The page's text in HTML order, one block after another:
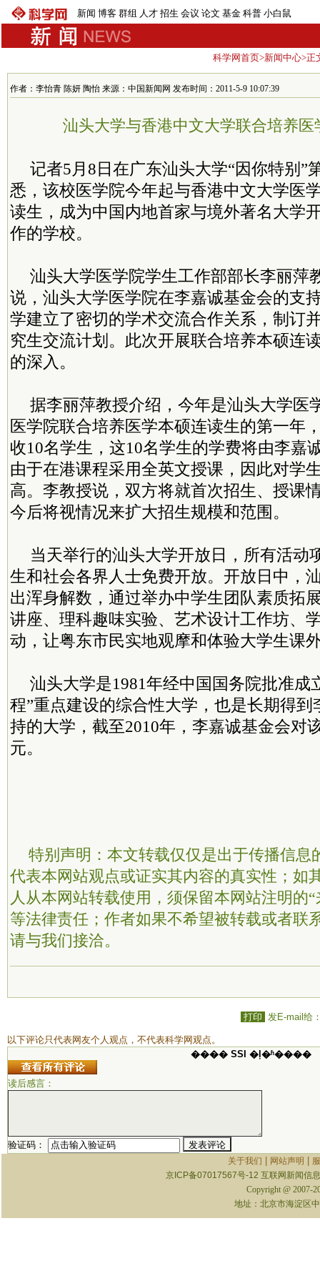
新闻 博客 群组 人才 招生 会议 论文 基金 科普 小白鼠
科学网首页>新闻中心>正
作者：李怡青 陈妍 陶怡 来源：中国新闻网 发布时间：2011-5-9 10:07:39
汕头大学与香港中文大学联合培养医
记者5月8日在广东汕头大学“因你特别”
悉，该校医学院今年起与香港中文大学医
读生，成为中国内地首家与境外著名大学
作的学校。
汕头大学医学院学生工作部部长李丽萍
说，汕头大学医学院在李嘉诚基金会的支
学建立了密切的学术交流合作关系，制订
究生交流计划。此次开展联合培养本硕连
的深入。
据李丽萍教授介绍，今年是汕头大学医
医学院联合培养医学本硕连读生的第一年
收10名学生，这10名学生的学费将由李嘉
由于在港课程采用全英文授课，因此对学
高。李教授说，双方将就首次招生、授课
今后将视情况来扩大招生规模和范围。
当天举行的汕头大学开放日，所有活动
生和社会各界人士免费开放。开放日中，
出浑身解数，通过举办中学生团队素质拓
讲座、理科趣味实验、艺术设计工作坊、
动，让粤东市民实地观摩和体验大学生课
汕头大学是1981年经中国国务院批准成
程”重点建设的综合性大学，也是长期得
持的大学，截至2010年，李嘉诚基金会对
元。
特别声明：本文转载仅仅是出于传播信息
代表本网站观点或证实其内容的真实性；如
人从本网站转载使用，须保留本网站注明的
等法律责任；作者如果不希望被转载或者联
请与我们接洽。
打印 发E-mail给
以下评论只代表网友个人观点，不代表科学网观点。
���� SSI �ļ�ʱ����
读后感言：
验证码：
关于我们 | 网站声明 |
京ICP备07017567号-12 互联网新闻信
Copyright @ 2007-
地址：北京市海淀区